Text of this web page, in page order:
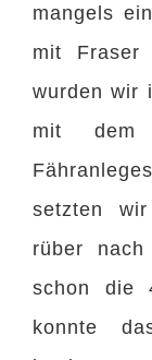
mangels
mit Fraser
wurden wir
mit dem
setzten
rüber
schon die
konnte